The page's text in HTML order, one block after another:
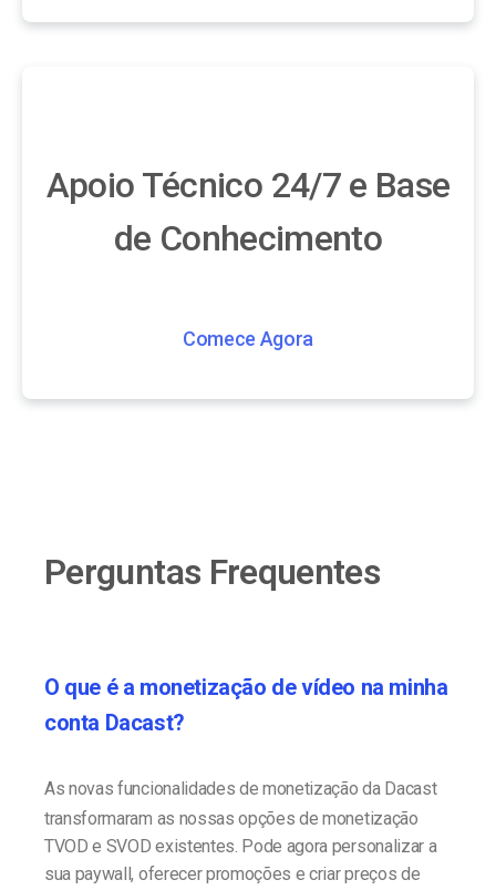
Apoio Técnico 24/7 e Base
de Conhecimento
Comece Agora
Perguntas Frequentes
O que é a monetização de vídeo na minha
conta Dacast?
As novas funcionalidades de monetização da Dacast
transformaram as nossas opções de monetização
TVOD e SVOD existentes. Pode agora personalizar a
sua paywall, oferecer promoções e criar preços de